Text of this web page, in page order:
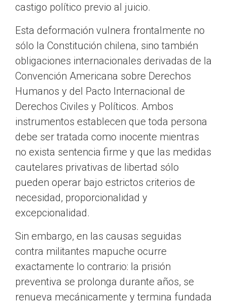
castigo político previo al juicio.
Esta deformación vulnera frontalmente no
sólo la Constitución chilena, sino también
obligaciones internacionales derivadas de la
Convención Americana sobre Derechos
Humanos y del Pacto Internacional de
Derechos Civiles y Políticos. Ambos
instrumentos establecen que toda persona
debe ser tratada como inocente mientras
no exista sentencia firme y que las medidas
cautelares privativas de libertad sólo
pueden operar bajo estrictos criterios de
necesidad, proporcionalidad y
excepcionalidad.
Sin embargo, en las causas seguidas
contra militantes mapuche ocurre
exactamente lo contrario: la prisión
preventiva se prolonga durante años, se
renueva mecánicamente y termina fundada